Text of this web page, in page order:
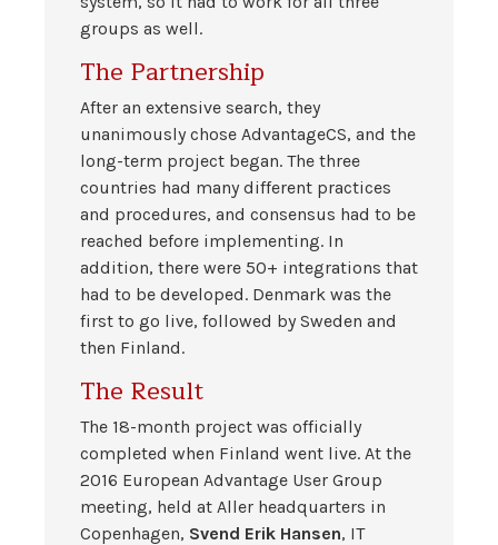
groups as well.
The Partnership
After an extensive search, they
unanimously chose AdvantageCS, and the
long-term project began. The three
countries had many different practices
and procedures, and consensus had to be
reached before implementing. In
addition, there were 50+ integrations that
had to be developed. Denmark was the
first to go live, followed by Sweden and
then Finland.
The Result
The 18-month project was officially
completed when Finland went live. At the
2016 European Advantage User Group
meeting, held at Aller headquarters in
Copenhagen, Svend Erik Hansen, IT